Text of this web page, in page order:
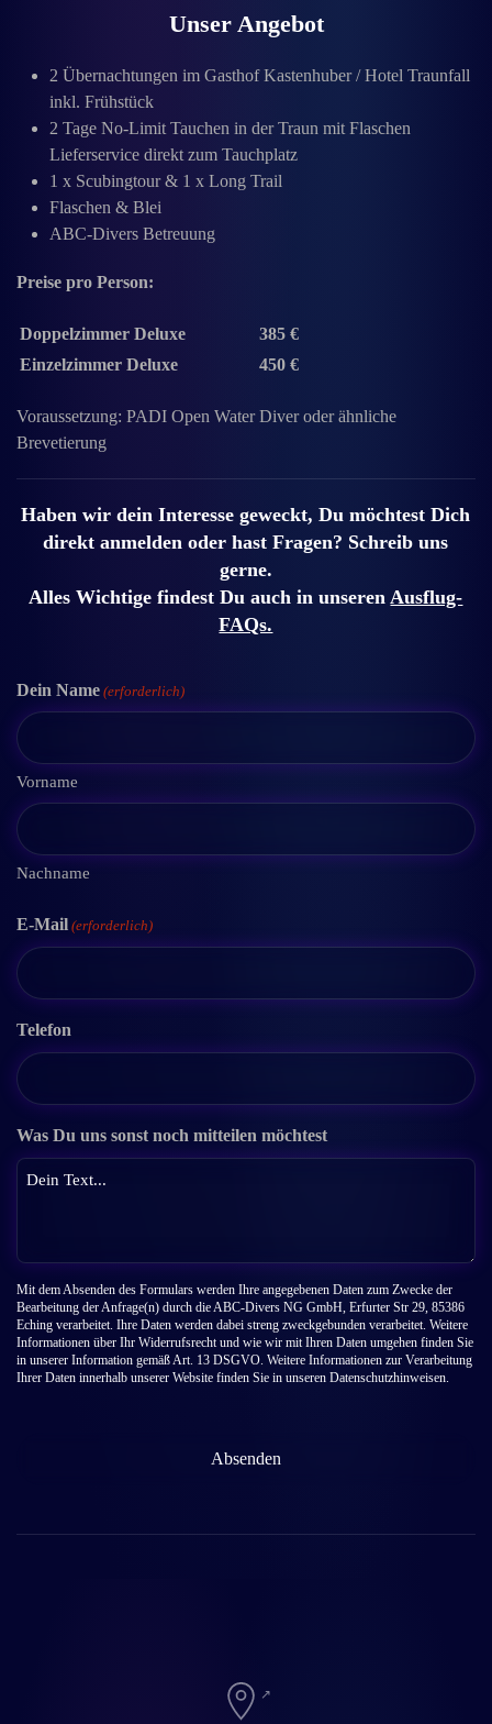
Unser Angebot
2 Übernachtungen im Gasthof Kastenhuber / Hotel Traunfall
inkl. Frühstück
2 Tage No-Limit Tauchen in der Traun mit Flaschen
Lieferservice direkt zum Tauchplatz
1 x Scubingtour & 1 x Long Trail
Flaschen & Blei
ABC-Divers Betreuung
Preise pro Person:
Doppelzimmer Deluxe
385 €
Einzelzimmer Deluxe
450 €
Voraussetzung: PADI Open Water Diver oder ähnliche
Brevetierung
Haben wir dein Interesse geweckt, Du möchtest Dich
direkt anmelden oder hast Fragen? Schreib uns
gerne.
Alles Wichtige findest Du auch in unserenAusflug-
FAQs.
Dein Name (erforderlich)
Vorname
Nachname
E-Mail (erforderlich)
Telefon
Was Du uns sonst noch mitteilen möchtest
Mit dem Absenden des Formulars werden Ihre angegebenen Daten zum Zwecke der
Bearbeitung der Anfrage(n) durch die ABC-Divers NG GmbH, Erfurter Str 29, 85386
Eching verarbeitet. Ihre Daten werden dabei streng zweckgebunden verarbeitet. Weitere
Informationen über Ihr Widerrufsrecht und wie wir mit Ihren Daten umgehen finden Sie
in unserer Information gemäß Art. 13 DSGVO. Weitere Informationen zur Verarbeitung
Ihrer Daten innerhalb unserer Website finden Sie in unseren Datenschutzhinweisen.